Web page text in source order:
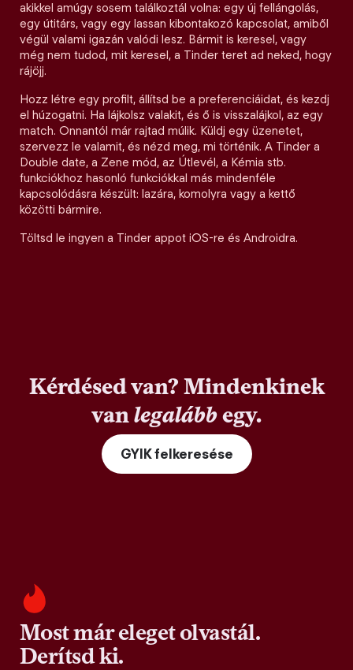
akikkel amúgy sosem találkoztál volna: egy új fellángolás,
egy útitárs, vagy egy lassan kibontakozó kapcsolat, amiből
végül valami igazán valódi lesz. Bármit is keresel, vagy
még nem tudod, mit keresel, a Tinder teret ad neked, hogy
rájöjj.
Hozz létre egy profilt, állítsd be a preferenciáidat, és kezdj
el húzogatni. Ha lájkolsz valakit, és ő is visszalájkol, az egy
match. Onnantól már rajtad múlik. Küldj egy üzenetet,
szervezz le valamit, és nézd meg, mi történik. A Tinder a
Double date, a Zene mód, az Útlevél, a Kémia stb.
funkciókhoz hasonló funkciókkal más mindenféle
kapcsolódásra készült: lazára, komolyra vagy a kettő
közötti bármire.
Töltsd le ingyen a Tinder appot iOS-re és Androidra.
Kérdésed van? Mindenkinek
vanlegalábbegy.
GYIK felkeresése
Most már eleget olvastál.
Derítsd ki.